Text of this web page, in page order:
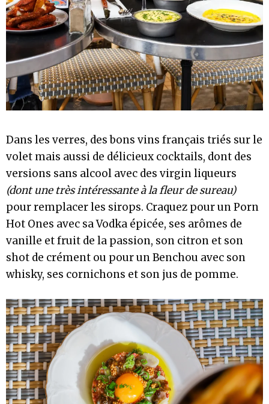
Dans les verres, des bons vins français triés sur le
volet mais aussi de délicieux cocktails, dont des
versions sans alcool avec des virgin liqueurs
(dont une très intéressante à la fleur de sureau)
pour remplacer les sirops. Craquez pour un Porn
Hot Ones avec sa Vodka épicée, ses arômes de
vanille et fruit de la passion, son citron et son
shot de crément ou pour un Benchou avec son
whisky, ses cornichons et son jus de pomme.